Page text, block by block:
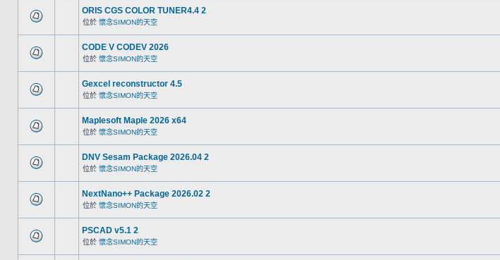
ORIS CGS COLOR TUNER4.4 2
位於 懷念SIMON的天空
CODE V CODEV 2026
位於 懷念SIMON的天空
Gexcel reconstructor 4.5
位於 懷念SIMON的天空
Maplesoft Maple 2026 x64
位於 懷念SIMON的天空
DNV Sesam Package 2026.04 2
位於 懷念SIMON的天空
NextNano++ Package 2026.02 2
位於 懷念SIMON的天空
PSCAD v5.1 2
位於 懷念SIMON的天空